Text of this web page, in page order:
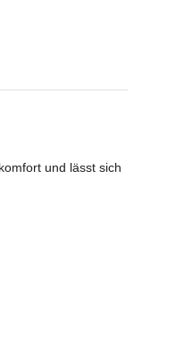
und lässt sich